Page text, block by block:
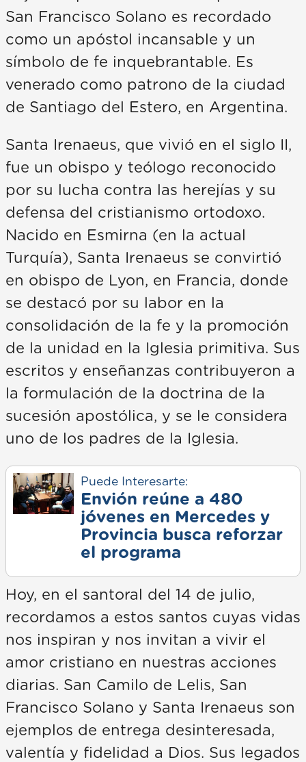
San Francisco Solano es recordado
como un apóstol incansable y un
símbolo de fe inquebrantable. Es
venerado como patrono de la ciudad
de Santiago del Estero, en Argentina.
Santa Irenaeus, que vivió en el siglo II,
fue un obispo y teólogo reconocido
por su lucha contra las herejías y su
defensa del cristianismo ortodoxo.
Nacido en Esmirna (en la actual
Turquía), Santa Irenaeus se convirtió
en obispo de Lyon, en Francia, donde
se destacó por su labor en la
consolidación de la fe y la promoción
de la unidad en la Iglesia primitiva. Sus
escritos y enseñanzas contribuyeron a
la formulación de la doctrina de la
sucesión apostólica, y se le considera
uno de los padres de la Iglesia.
Puede Interesarte:
Envión reúne a 480
jóvenes en Mercedes y
Provincia busca reforzar
el programa
Hoy, en el santoral del 14 de julio,
recordamos a estos santos cuyas vidas
nos inspiran y nos invitan a vivir el
amor cristiano en nuestras acciones
diarias. San Camilo de Lelis, San
Francisco Solano y Santa Irenaeus son
ejemplos de entrega desinteresada,
valentía y fidelidad a Dios. Sus legados